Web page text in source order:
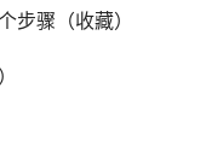
骤（收藏）